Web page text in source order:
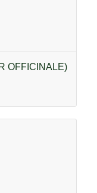
OFFICINALE)